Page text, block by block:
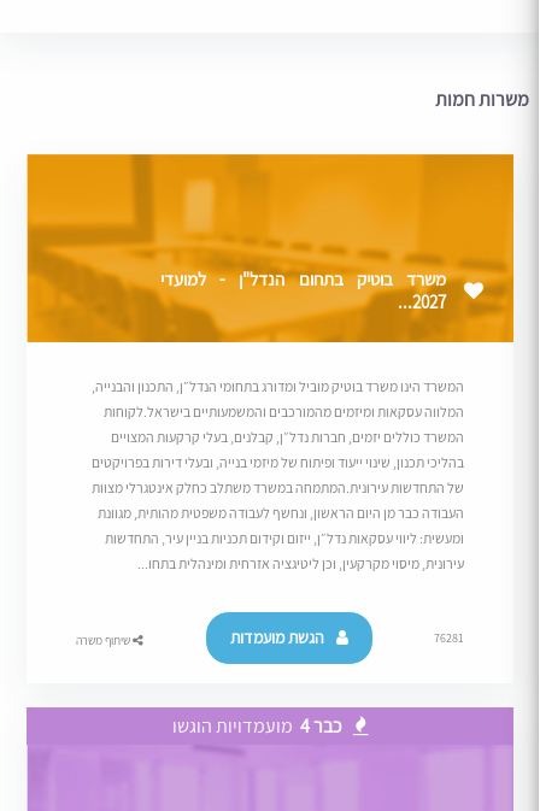
משרות חמות
משרד בוטיק בתחום הנדל"ן - למועדי
2027...
המשרד הינו משרד בוטיק מוביל ומדורג בתחומי הנדל״ן, התכנון והבנייה,
המלווה עסקאות ומיזמים מהמורכבים והמשמעותיים בישראל.לקוחות
המשרד כוללים יזמים, חברות נדל״ן, קבלנים, בעלי קרקעות המצויים
בהליכי תכנון, שינוי ייעוד ופיתוח של מיזמי בנייה, ובעלי דירות בפרויקטים
של התחדשות עירונית.המתמחה במשרד משתלב כחלק אינטגרלי מצוות
העבודה כבר מן היום הראשון, ונחשף לעבודה משפטית מהותית, מגוונת
ומעשית: ליווי עסקאות נדל״ן, ייזום וקידום תכניות בניין עיר, התחדשות
עירונית, מיסוי מקרקעין, וכן ליטיגציה אזרחית ומינהלית בתחו...
76281 הגשת מועמדות שיתוף משרה
כבר 4 מועמדויות הוגשו